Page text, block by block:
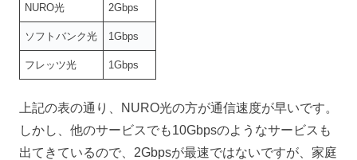
NURO光 2Gbps
ソフトバンク光 1Gbps
フレッツ光 1Gbps
上記の表の通り、NURO光の方が通信速度が早いです。
しかし、他のサービスでも10Gbpsのようなサービスも
出てきているので、2Gbpsが最速ではないですが、家庭